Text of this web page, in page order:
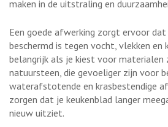
maken in de uitstraling en
Een goede afwerking zorgt ervoor
beschermd is tegen vocht, vlekken en
belangrijk als je kiest voor
natuursteen, die gevoeliger zijn voor
waterafstotende en krasbestendige
zorgen dat je keukenblad langer
nieuw uitziet.